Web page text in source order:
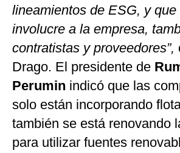
lineamientos de ESG, y que
involucre a la empresa,
contratistas y proveedores”,
Drago. El presidente de
Perumin indicó que las
solo están incorporando
también se está renovando
para utilizar fuentes